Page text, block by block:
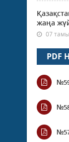
жаңа
07
PDF